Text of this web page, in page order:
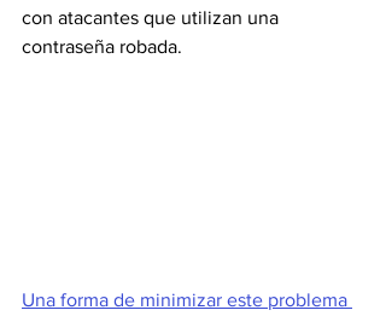
con atacantes que utilizan una
contraseña robada.
Una forma de minimizar este problema